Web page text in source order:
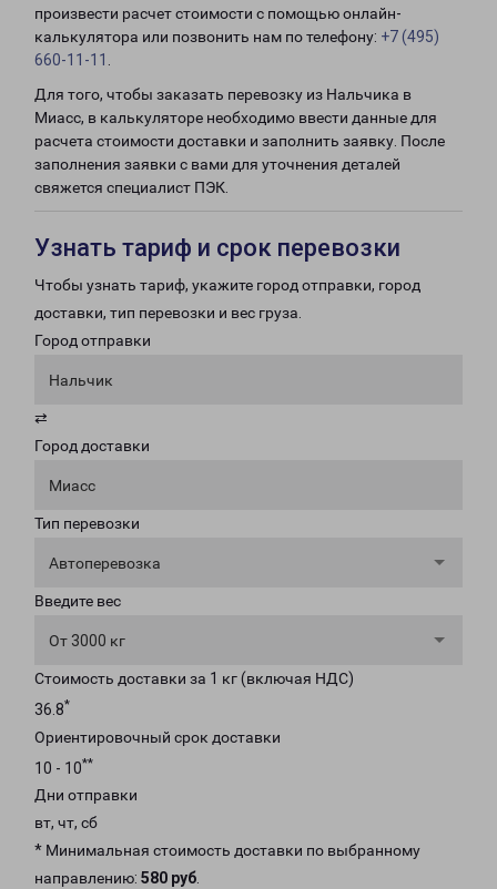
произвести расчет стоимости с помощью онлайн-
калькулятора или позвонить нам по телефону: +7 (495)
660-11-11
Для того, чтобы заказать перевозку из Нальчика в
Миасс, в калькуляторе необходимо ввести данные для
расчета стоимости доставки и заполнить заявку. После
заполнения заявки с вами для уточнения деталей
свяжется специалист ПЭК.
Узнать тариф и срок перевозки
Чтобы узнать тариф, укажите город отправки, город
доставки, тип перевозки и вес груза.
Город отправки
Нальчик
⇄
Город доставки
Миасс
Тип перевозки
Автоперевозка
Введите вес
От 3000 кг
Стоимость доставки за 1 кг (включая НДС)
36.8*
Ориентировочный срок доставки
10 - 10**
Дни отправки
вт, чт, сб
* Минимальная стоимость доставки по выбранному
направлению: 580 руб.